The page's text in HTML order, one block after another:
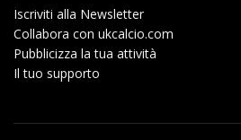
Iscriviti alla Newsletter
Collabora con ukcalcio.com
Pubblicizza la tua attività
Il tuo supporto